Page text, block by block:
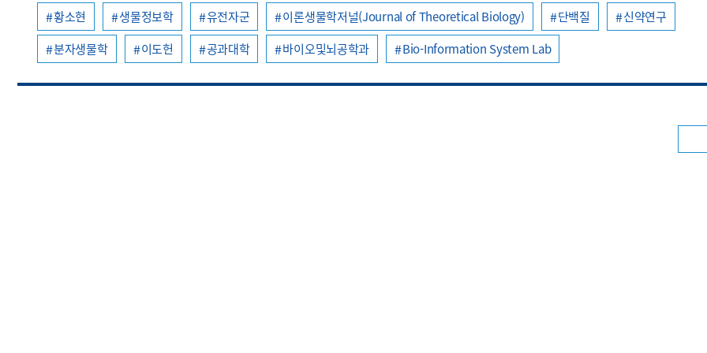
황소현 생물정보학 유전자군 이론생물학저널(Journal of Theoretical Biology) 단백질
신약연구
분자생물학
이도헌 공과대학 바이오및뇌공학과 Bio-Information System Lab